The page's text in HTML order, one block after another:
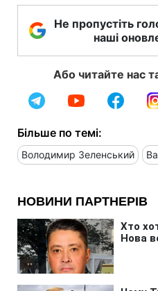
Не пропустіть
наші
Або читайте нас
Більше по темі:
Володимир Зеленський